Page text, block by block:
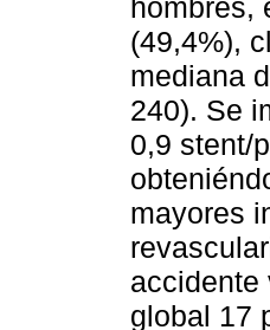
hombres,
(49,4%),
mediana
240). Se
0,9 stent/
mayores
accidente
global 17